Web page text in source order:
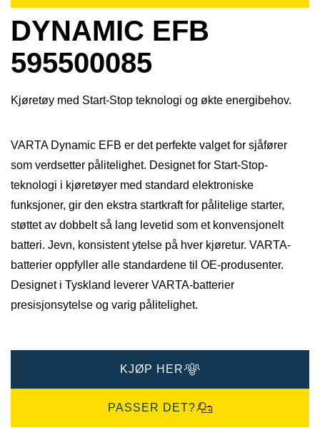
DYNAMIC EFB
595500085
Kjøretøy med Start-Stop teknologi og økte energibehov.
VARTA Dynamic EFB er det perfekte valget for sjåfører
som verdsetter pålitelighet. Designet for Start-Stop-
teknologi i kjøretøyer med standard elektroniske
funksjoner, gir den ekstra startkraft for pålitelige starter,
støttet av dobbelt så lang levetid som et konvensjonelt
batteri. Jevn, konsistent ytelse på hver kjøretur. VARTA-
batterier oppfyller alle standardene til OE-produsenter.
Designet i Tyskland leverer VARTA-batterier
presisjonsytelse og varig pålitelighet.
KJØP HER
PASSER DET?